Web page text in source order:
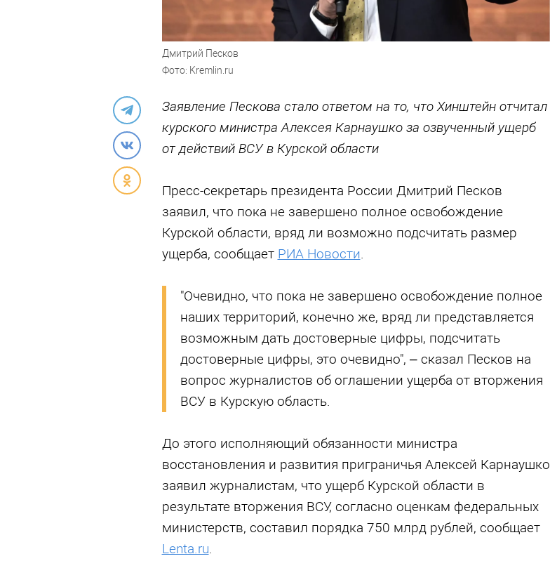
Дмитрий Песков
Фото: Kremlin.ru
Заявление Пескова стало ответом на то, что Хинштейн отчитал
курского министра Алексея Карнаушко за озвученный ущерб
от действий ВСУ в Курской области
Пресс-секретарь президента России Дмитрий Песков
заявил, что пока не завершено полное освобождение
Курской области, вряд ли возможно подсчитать размер
ущерба, сообщает РИА Новости.
"Очевидно, что пока не завершено освобождение полное
наших территорий, конечно же, вряд ли представляется
возможным дать достоверные цифры, подсчитать
достоверные цифры, это очевидно", – сказал Песков на
вопрос журналистов об оглашении ущерба от вторжения
ВСУ в Курскую область.
До этого исполняющий обязанности министра
восстановления и развития приграничья Алексей Карнаушко
заявил журналистам, что ущерб Курской области в
результате вторжения ВСУ, согласно оценкам федеральных
министерств, составил порядка 750 млрд рублей, сообщает
Lenta.ru.